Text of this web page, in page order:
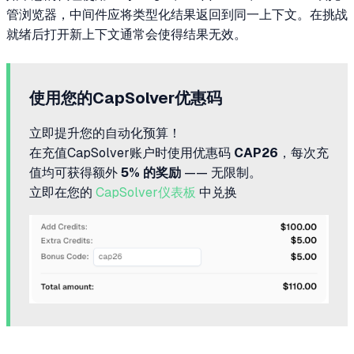
管浏览器，中间件应将类型化结果返回到同一上下文。在挑战
就绪后打开新上下文通常会使得结果无效。
使用您的CapSolver优惠码
立即提升您的自动化预算！
在充值CapSolver账户时使用优惠码 CAP26 ，每次充
值均可获得额外 5% 的奖励 —— 无限制。
立即在您的 CapSolver仪表板 中兑换